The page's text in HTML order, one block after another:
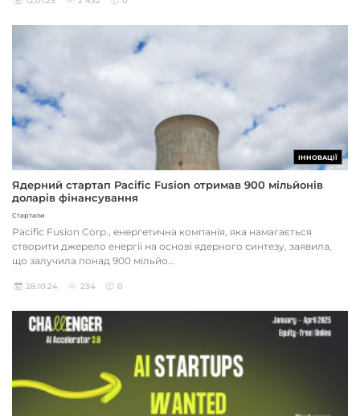
ІННОВАЦІЇ
Ядерний стартап Pacific Fusion отримав 900 мільйонів
доларів фінансування
Стартапи
Pacific Fusion Corp., енергетична компанія, яка намагається
створити джерело енергії на основі ядерного синтезу, заявила,
що залучила понад 900 мільйо...
28.10.24 234 0